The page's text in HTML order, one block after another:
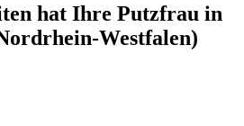
hat Ihre Putzfrau in
Westfalen)